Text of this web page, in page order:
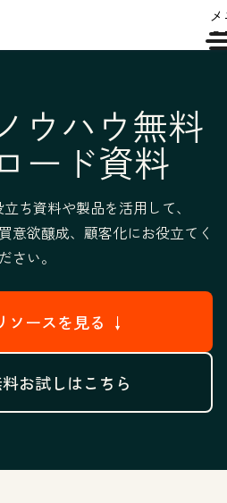
ウハウ無料
ード資料
ち資料や製品を活用して、
意欲醸成、顧客化にお役立てく
ださい。
ソースを見る ↓
お試しはこちら